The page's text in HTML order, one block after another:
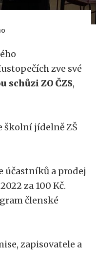
zve své
schůzi ZO ČZS,
školní jídelně ZŠ
účastníků a prodej
za 100 Kč.
členské
zapisovatele a